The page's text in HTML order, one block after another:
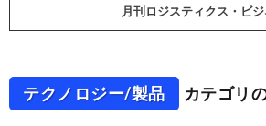
月刊ロジスティクス・ビ
テクノロジー/製品 カテゴリ